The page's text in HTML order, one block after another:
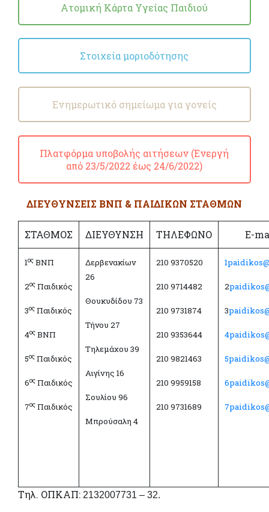
Ατομική Κάρτα Υγείας Παιδιού
Στοιχεία μοριοδότησης
Ενημερωτικό σημείωμα για γονείς
Πλατφόρμα υποβολής αιτήσεων (Ενεργή
από 23/5/2022 έως 24/6/2022)
ΔΙΕΥΘΥΝΣΕΙΣ ΒΝΠ & ΠΑΙΔΙΚΩΝ ΣΤΑΘΜΩΝ
ΣΤΑΘΜΟΣ ΔΙΕΥΘΥΝΣΗ ΤΗΛΕΦΩΝΟ Ε-
1ος ΒΝΠ
2ος Παιδικός
3ος Παιδικός
4ος ΒΝΠ
5ος Παιδικός
6ος Παιδικός
7ος Παιδικός
Δερβενακίων
26
Θουκυδίδου 73
Τήνου 27
Τηλεμάχου 39
Αιγίνης 16
Σουλίου 96
Μπρούσαλη 4
210 9370520
210 9714482
210 9731874
210 9353644
210 9821463
210 9959158
210 9731689
2
3
Τηλ. ΟΠΚΑΠ: 2132007731 – 32.